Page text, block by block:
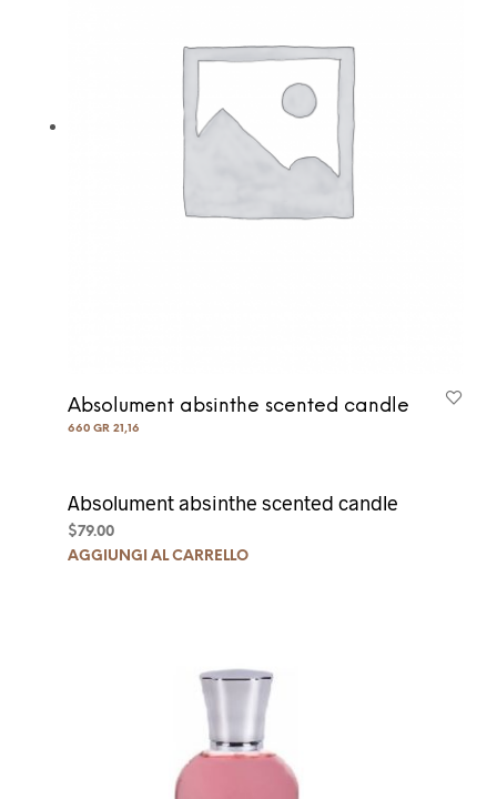
Absolument absinthe scented candle
660 GR 21,16
Absolument absinthe scented candle
$79.00
AGGIUNGI AL CARRELLO